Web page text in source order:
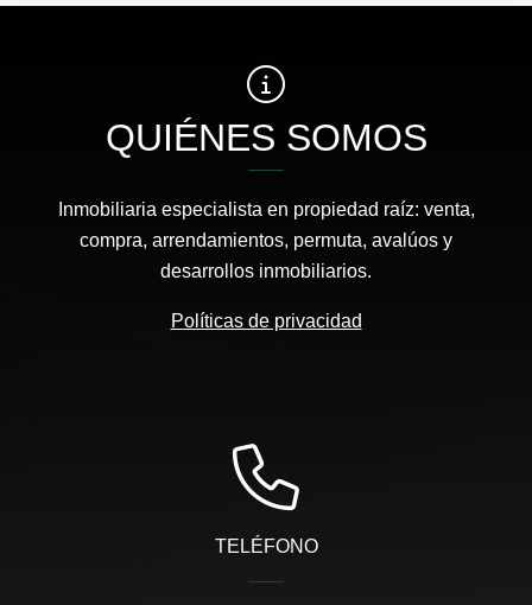
QUIÉNES SOMOS
Inmobiliaria especialista en propiedad raíz: venta,
compra, arrendamientos, permuta, avalúos y
desarrollos inmobiliarios.
Políticas de privacidad
TELÉFONO